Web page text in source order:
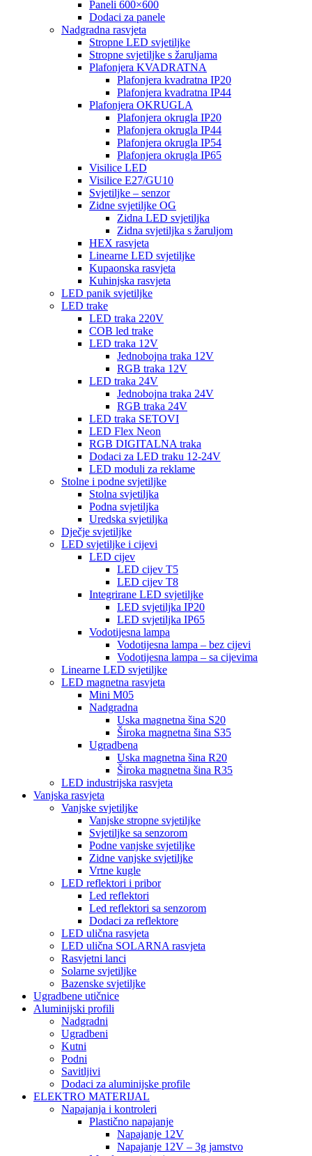
Paneli 600×600
Dodaci za panele
Nadgradna rasvjeta
Stropne LED svjetiljke
Stropne svjetiljke s žaruljama
Plafonjera KVADRATNA
Plafonjera kvadratna IP20
Plafonjera kvadratna IP44
Plafonjera OKRUGLA
Plafonjera okrugla IP20
Plafonjera okrugla IP44
Plafonjera okrugla IP54
Plafonjera okrugla IP65
Visilice LED
Visilice E27/GU10
Svjetiljke – senzor
Zidne svjetiljke OG
Zidna LED svjetiljka
Zidna svjetiljka s žaruljom
HEX rasvjeta
Linearne LED svjetiljke
Kupaonska rasvjeta
Kuhinjska rasvjeta
LED panik svjetiljke
LED trake
LED traka 220V
COB led trake
LED traka 12V
Jednobojna traka 12V
RGB traka 12V
LED traka 24V
Jednobojna traka 24V
RGB traka 24V
LED traka SETOVI
LED Flex Neon
RGB DIGITALNA traka
Dodaci za LED traku 12-24V
LED moduli za reklame
Stolne i podne svjetiljke
Stolna svjetiljka
Podna svjetiljka
Uredska svjetiljka
Dječje svjetiljke
LED svjetiljke i cijevi
LED cijev
LED cijev T5
LED cijev T8
Integrirane LED svjetiljke
LED svjetiljka IP20
LED svjetiljka IP65
Vodotijesna lampa
Vodotijesna lampa – bez cijevi
Vodotijesna lampa – sa cijevima
Linearne LED svjetiljke
LED magnetna rasvjeta
Mini M05
Nadgradna
Uska magnetna šina S20
Široka magnetna šina S35
Ugradbena
Uska magnetna šina R20
Široka magnetna šina R35
LED industrijska rasvjeta
Vanjska rasvjeta
Vanjske svjetiljke
Vanjske stropne svjetiljke
Svjetiljke sa senzorom
Podne vanjske svjetiljke
Zidne vanjske svjetiljke
Vrtne kugle
LED reflektori i pribor
Led reflektori
Led reflektori sa senzorom
Dodaci za reflektore
LED ulična rasvjeta
LED ulična SOLARNA rasvjeta
Rasvjetni lanci
Solarne svjetiljke
Bazenske svjetiljke
Ugradbene utičnice
Aluminijski profili
Nadgradni
Ugradbeni
Kutni
Podni
Savitljivi
Dodaci za aluminijske profile
ELEKTRO MATERIJAL
Napajanja i kontroleri
Plastično napajanje
Napajanje 12V
Napajanje 12V – 3g jamstvo